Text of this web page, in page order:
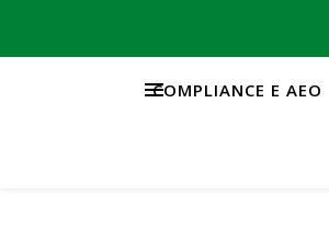
COMPLIANCE E AEO